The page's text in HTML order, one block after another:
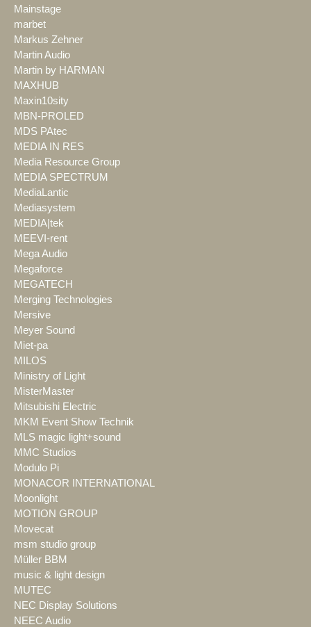
Mainstage
marbet
Markus Zehner
Martin Audio
Martin by HARMAN
MAXHUB
Maxin10sity
MBN-PROLED
MDS PAtec
MEDIA IN RES
Media Resource Group
MEDIA SPECTRUM
MediaLantic
Mediasystem
MEDIA|tek
MEEVI-rent
Mega Audio
Megaforce
MEGATECH
Merging Technologies
Mersive
Meyer Sound
Miet-pa
MILOS
Ministry of Light
MisterMaster
Mitsubishi Electric
MKM Event Show Technik
MLS magic light+sound
MMC Studios
Modulo Pi
MONACOR INTERNATIONAL
Moonlight
MOTION GROUP
Movecat
msm studio group
Müller BBM
music & light design
MUTEC
NEC Display Solutions
NEEC Audio